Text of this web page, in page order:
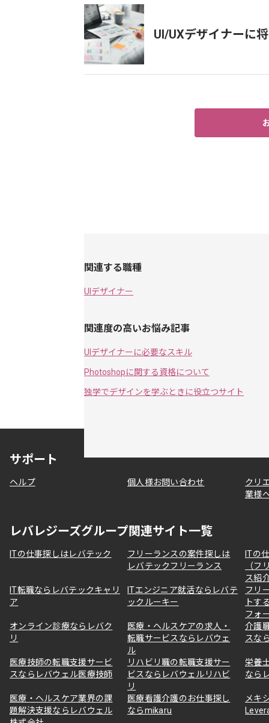
UI/UXデザイナーに
関連する職種
UIデザイナー
関連度の高いお悩み記事
UIデザイナーに必要なスキル
Photoshopに関する資格について
独学でデザインを学ぶときに役立つサイト
サポート
ヘルプ 個人様お問い合わせ
クリ
業様
レバレジーズグループ関連サイト一覧
ITの仕事探しはレバテック
フリーランスの案件探しは
レバテックフリーランス
ITの
（フ
ス紹
IT転職ならレバテックキャリ
ア
ITエンジニア就活ならレバテ
ックルーキー
フリ
トす
フォ
オンライン診療ならレバク
リ
医療・ヘルスケアの求人・
転職サービスならレバウェ
ル
介護
スな
医療技師の転職支援サービ
スならレバウェル医療技師
リハビリ職の転職支援サー
ビスならレバウェルリハビ
リ
栄養
なら
医療・ヘルスケア業界の課
題解決支援ならレバウェル
医療看護介護のお仕事探し
ならmikaru
メキ